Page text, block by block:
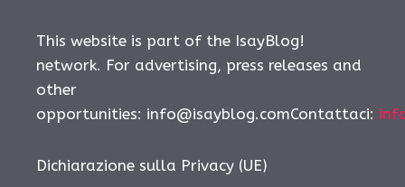
This website is part of the IsayBlog!
network. For advertising, press releases and
other
opportunities: info@isayblog.comContattaci:
Dichiarazione sulla Privacy (UE)